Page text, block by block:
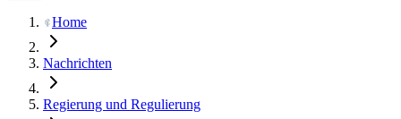
Home
Nachrichten
Regierung und Regulierung